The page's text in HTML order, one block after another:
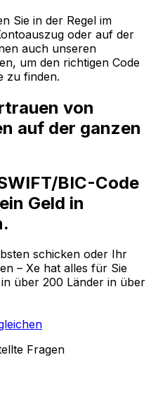
Sie in der Regel im
oder auf der
auch unseren
um den richtigen Code
zu finden.
von
auf der ganzen
BIC-Code
Geld in
schicken oder Ihr
– Xe hat alles für Sie
über 200 Länder in über
Fragen